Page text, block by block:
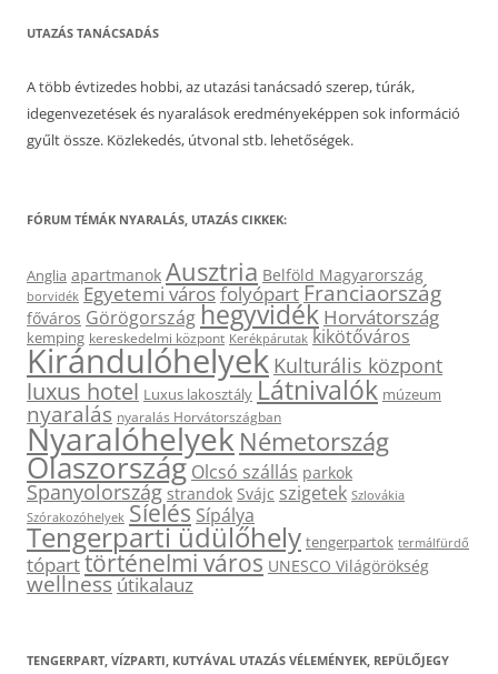
UTAZÁS TANÁCSADÁS
A több évtizedes hobbi, az utazási tanácsadó szerep, túrák,
idegenvezetések és nyaralások eredményeképpen sok információ
gyűlt össze. Közlekedés, útvonal stb. lehetőségek.
FÓRUM TÉMÁK NYARALÁS, UTAZÁS CIKKEK:
Anglia apartmanok Ausztria Belföld Magyarország
borvidék Egyetemi városfolyópartFranciaország
főváros Görögországhegyvidék Horvátország
kemping kereskedelmi központ Kerékpárutak kikötőváros
Kirándulóhelyek Kulturális központ
luxus hotel Luxus lakosztály Látnivalók múzeum
nyaralás nyaralás Horvátországban
Nyaralóhelyek Németország
Olaszország Olcsó szállás parkok
Spanyolország strandok Svájc szigetek Szlovákia
Szórakozóhelyek Síelés Sípálya
Tengerparti üdülőhely tengerpartok termálfürdő
tóparttörténelmi város UNESCO Világörökség
wellnessútikalauz
TENGERPART, VÍZPARTI, KUTYÁVAL UTAZÁS VÉLEMÉNYEK, REPÜLŐJEGY